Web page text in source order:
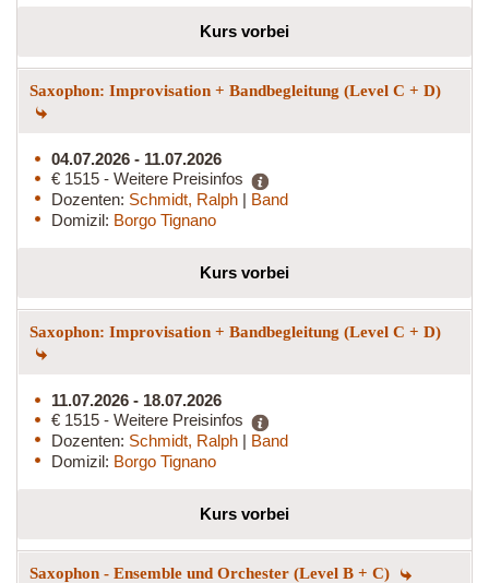
Kurs vorbei
Saxophon: Improvisation + Bandbegleitung (Level C + D)
04.07.2026 - 11.07.2026
€ 1515 - Weitere Preisinfos
Dozenten: Schmidt, Ralph | Band
Domizil: Borgo Tignano
Kurs vorbei
Saxophon: Improvisation + Bandbegleitung (Level C + D)
11.07.2026 - 18.07.2026
€ 1515 - Weitere Preisinfos
Dozenten: Schmidt, Ralph | Band
Domizil: Borgo Tignano
Kurs vorbei
Saxophon - Ensemble und Orchester (Level B + C)